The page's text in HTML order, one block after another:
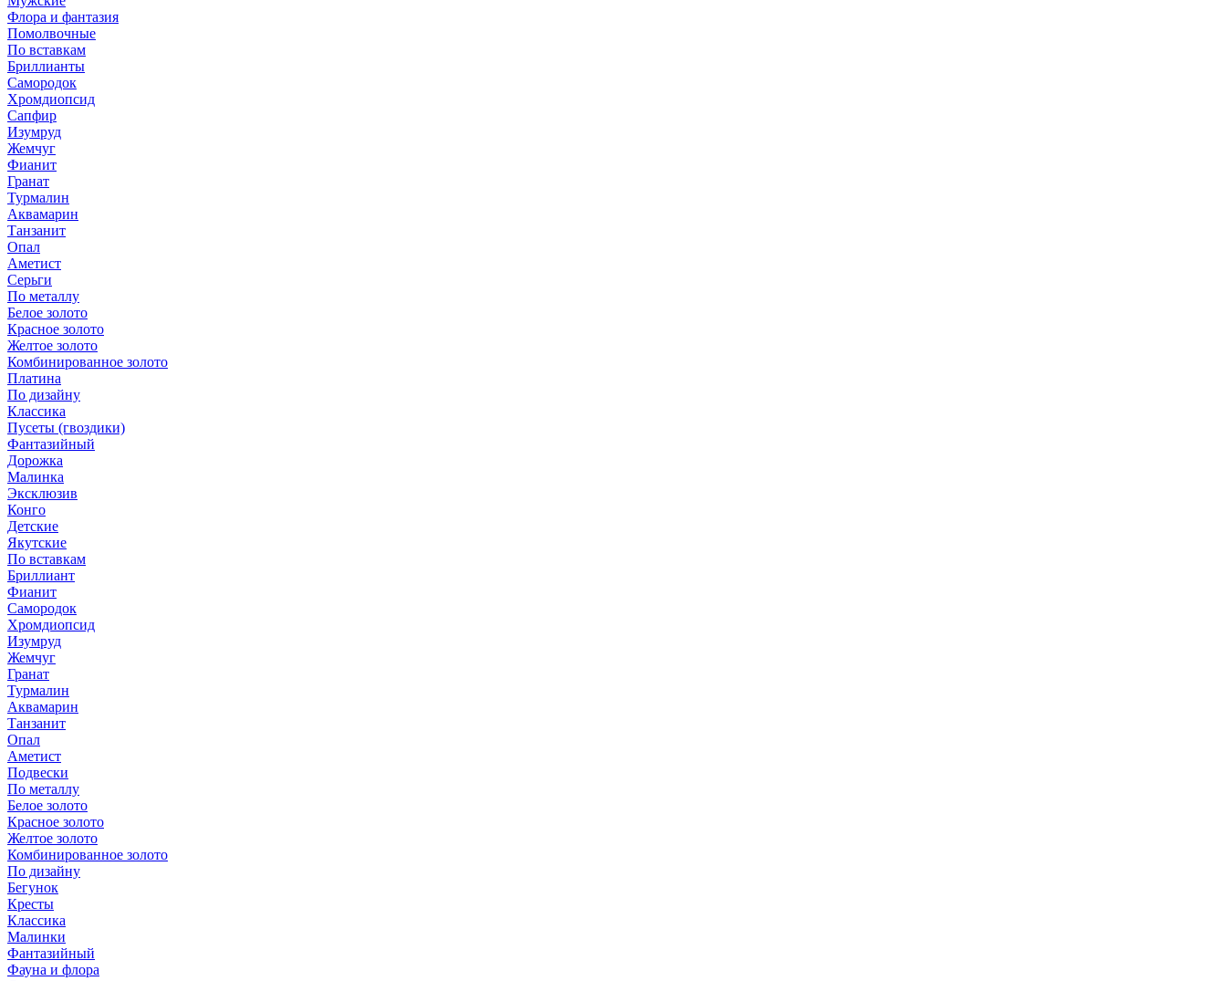
Флора и фантазия
Помолвочные
По вставкам
Бриллианты
Самородок
Хромдиопсид
Сапфир
Изумруд
Жемчуг
Фианит
Гранат
Турмалин
Аквамарин
Танзанит
Опал
Аметист
Серьги
По металлу
Белое золото
Красное золото
Желтое золото
Комбинированное золото
Платина
По дизайну
Классика
Пусеты (гвоздики)
Фантазийный
Дорожка
Малинка
Эксклюзив
Конго
Детские
Якутские
По вставкам
Бриллиант
Фианит
Самородок
Хромдиопсид
Изумруд
Жемчуг
Гранат
Турмалин
Аквамарин
Танзанит
Опал
Аметист
Подвески
По металлу
Белое золото
Красное золото
Желтое золото
Комбинированное золото
По дизайну
Бегунок
Кресты
Классика
Малинки
Фантазийный
Фауна и флора